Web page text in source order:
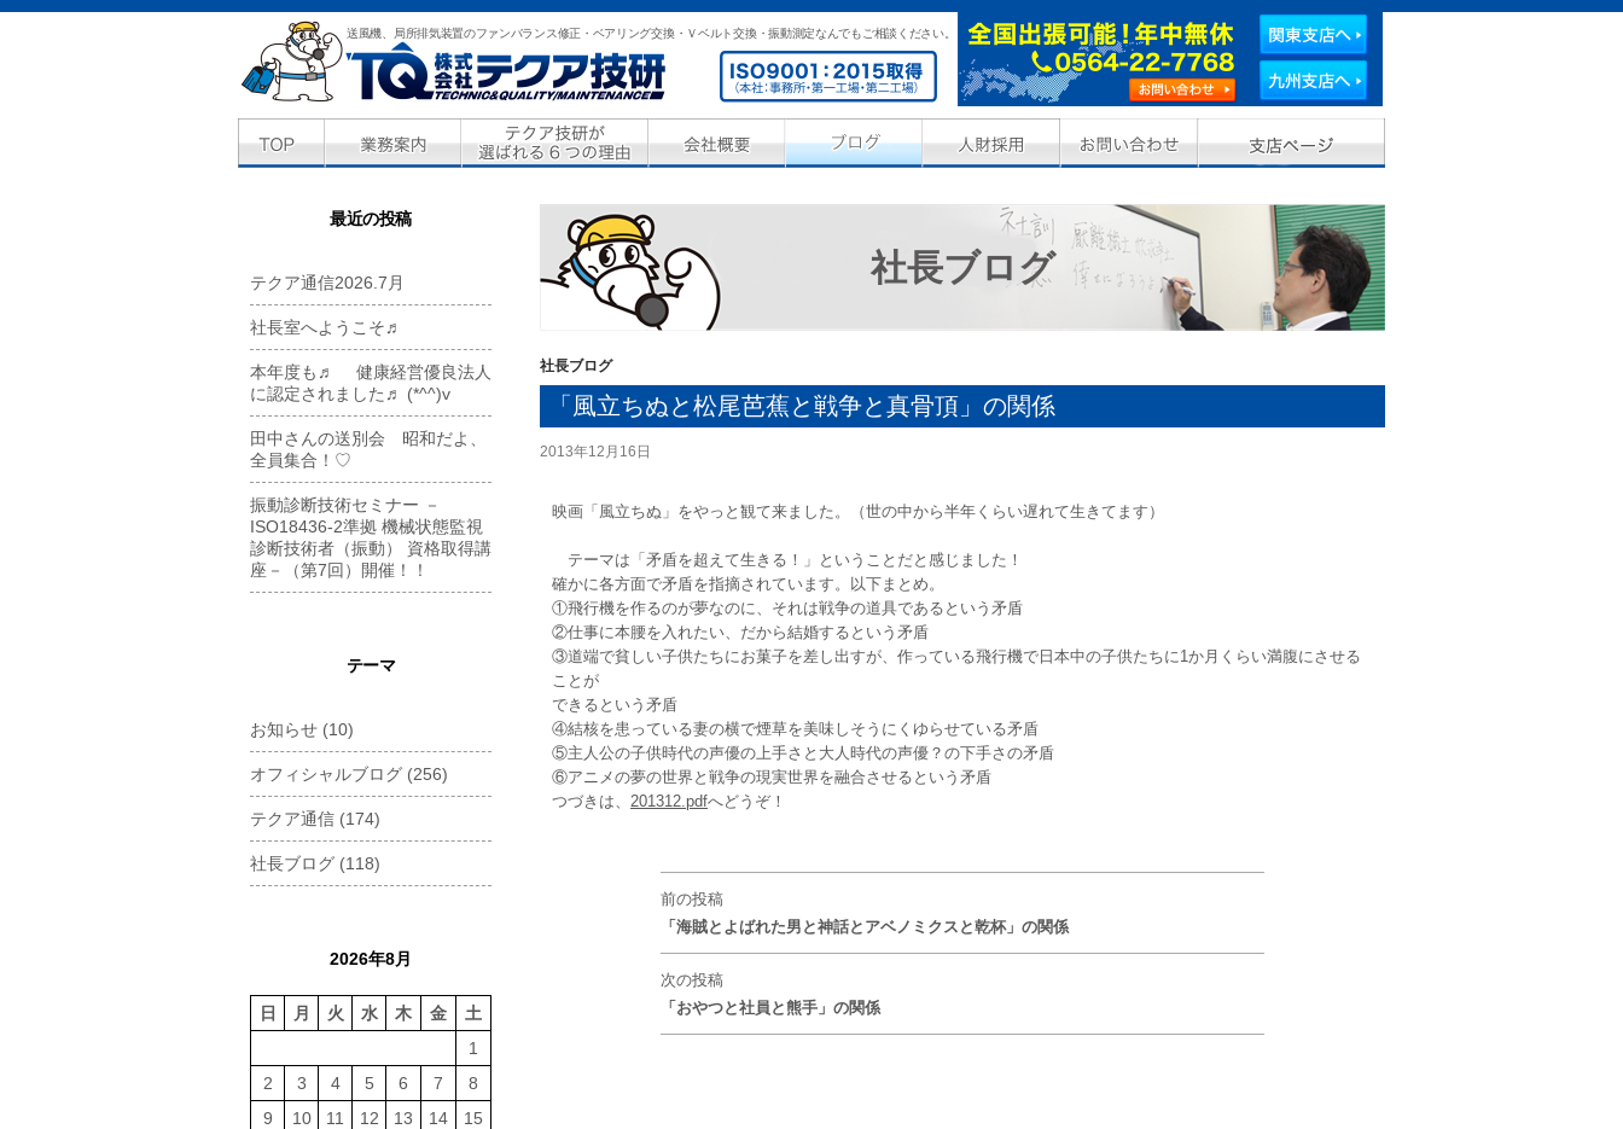
送風機、局所排気装置のファンバランス修正・ベアリング交換・Ｖベルト交換・振動測定なんでもご相談ください。
社長ブログ
社長ブログ
「風立ちぬと松尾芭蕉と戦争と真骨頂」の関係
2013年12月16日
映画「風立ちぬ」をやっと観て来ました。（世の中から半年くらい遅れて生きてます）
テーマは「矛盾を超えて生きる！」ということだと感じました！
確かに各方面で矛盾を指摘されています。以下まとめ。
①飛行機を作るのが夢なのに、それは戦争の道具であるという矛盾
②仕事に本腰を入れたい、だから結婚するという矛盾
③道端で貧しい子供たちにお菓子を差し出すが、作っている飛行機で日本中の子供たちに1か月くらい満腹にさせる
ことが
できるという矛盾
④結核を患っている妻の横で煙草を美味しそうにくゆらせている矛盾
⑤主人公の子供時代の声優の上手さと大人時代の声優？の下手さの矛盾
⑥アニメの夢の世界と戦争の現実世界を融合させるという矛盾
つづきは、 201312.pdfへどうぞ！
前の投稿
「海賊とよばれた男と神話とアベノミクスと乾杯」の関係
次の投稿
「おやつと社員と熊手」の関係
最近の投稿
テクア通信2026.7月
社長室へようこそ♬
本年度も♬ 健康経営優良法人
に認定されました♬ (*^^)v
田中さんの送別会 昭和だよ、
全員集合！♡
振動診断技術セミナー －
ISO18436-2準拠 機械状態監視
診断技術者（振動） 資格取得講
座－（第7回）開催！！
テーマ
お知らせ (10)
オフィシャルブログ (256)
テクア通信 (174)
社長ブログ (118)
2026年8月
日 月 火 水 木 金 土
1
2
3 4 5 6 7
8
9
10 11 12 13 14
15